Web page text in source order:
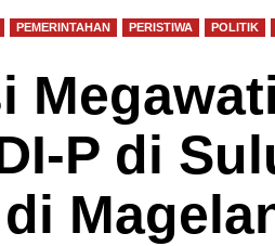
PEMERINTAHAN PERISTIWA POLITIK
P di